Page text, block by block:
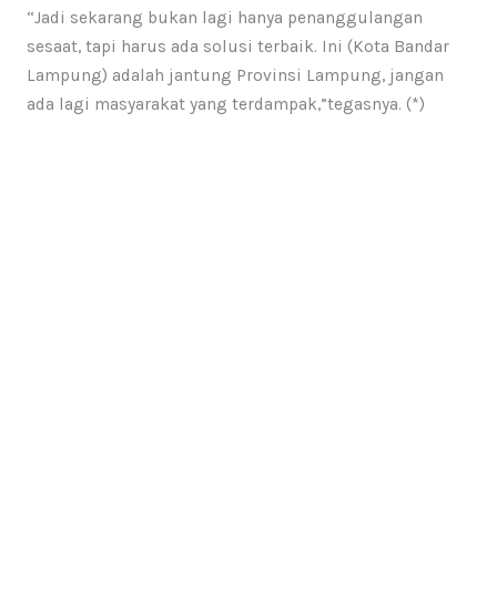
“Jadi sekarang bukan lagi hanya penanggulangan
sesaat, tapi harus ada solusi terbaik. Ini (Kota Bandar
Lampung) adalah jantung Provinsi Lampung, jangan
ada lagi masyarakat yang terdampak,”tegasnya. (*)